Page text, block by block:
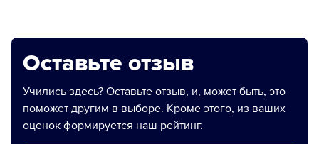
Оставьте отзыв
Учились здесь? Оставьте отзыв, и, может быть, это
поможет другим в выборе. Кроме этого, из ваших
оценок формируется наш рейтинг.